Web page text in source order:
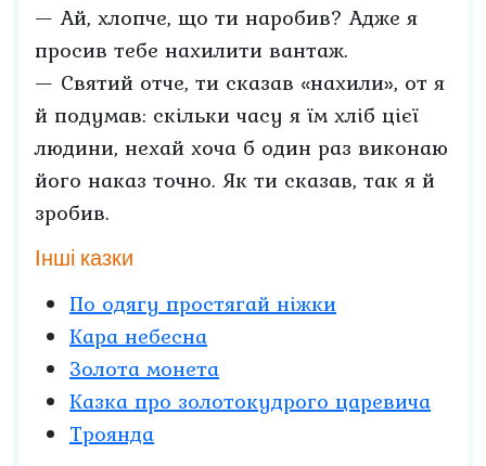
— Ай, хлопче, що ти наробив? Адже я
просив тебе нахилити вантаж.
— Святий отче, ти сказав «нахили», от я
й подумав: скільки часу я їм хліб цієї
людини, нехай хоча б один раз виконаю
його наказ точно. Як ти сказав, так я й
зробив.
Інші казки
По одягу простягай ніжки
Кара небесна
Золота монета
Казка про золотокудрого царевича
Троянда